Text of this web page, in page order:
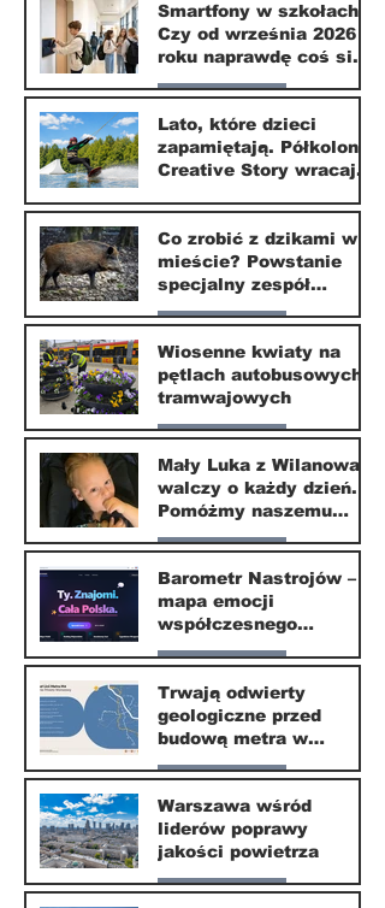
1 lip
Smartfony w szkołach.
Czy od września 2026
roku naprawdę coś się
zmieni?
Nasze miasto
1 lip
Lato, które dzieci
zapamiętają. Półkolonie
Creative Story wracają
20 kwi
Co zrobić z dzikami w
mieście? Powstanie
specjalny zespół
ekspertów
Nasze miasto
20 kwi
Wiosenne kwiaty na
pętlach autobusowych i
tramwajowych
Nasze miasto
20 kwi
Mały Luka z Wilanowa
walczy o każdy dzień.
Pomóżmy naszemu
małemu sąsiadowi
odzyskać dzieciństwo
Nasze miasto
30 mar
Barometr Nastrojów –
mapa emocji
współczesnego
społeczeństwa
Nasze miasto
30 mar
Trwają odwierty
geologiczne przed
budową metra w
Wilanowie
Nasze miasto
24 mar
Warszawa wśród
liderów poprawy
jakości powietrza
Nasze miasto